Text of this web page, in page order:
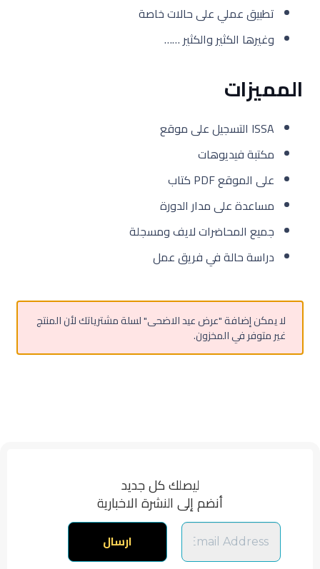
تطبيق عملي على حالات خاصة
وغيرها الكثير والكثير ……
المميزات
ISSA التسجيل على موقع
مكتبة فيديوهات
على الموقع PDF كتاب
مساعدة على مدار الدورة
جميع المحاضرات لايف ومسجلة
دراسة حالة في فريق عمل
لا يمكن إضافة "عرض عيد الاضحى" لسلة مشترياتك لأن المنتج
غير متوفر في المخزون.
ليصلك كل جديد
أنضم إلى النشرة الاخبارية